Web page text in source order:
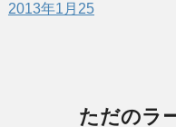
2013年1月 25
ただのラ